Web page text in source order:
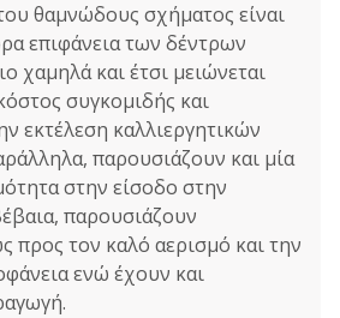
θαμνώδους σχήματος είναι
επιφάνεια των δέντρων
χαμηλά και έτσι μειώνεται
συγκομιδής και
εκτέλεση καλλιεργητικών
παρουσιάζουν και μία
στην είσοδο στην
παρουσιάζουν
προς τον καλό αερισμό και την
ενώ έχουν και